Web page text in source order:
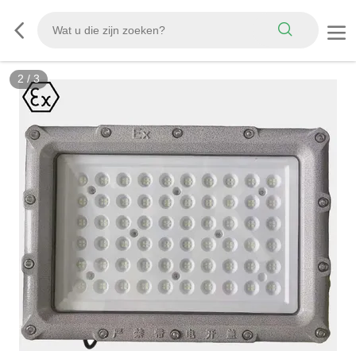
3 /3